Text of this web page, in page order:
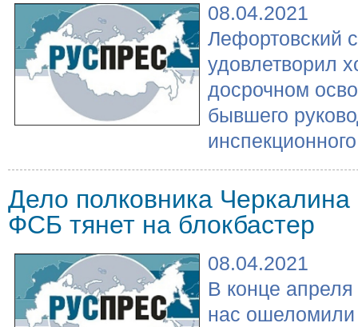
08.04.2021
Лефортовский
удовлетворил
досрочном
бывшего
Дело полковника Черкалина
ФСБ тянет на блокбастер
08.04.2021
В конце апреля
нас ошеломили